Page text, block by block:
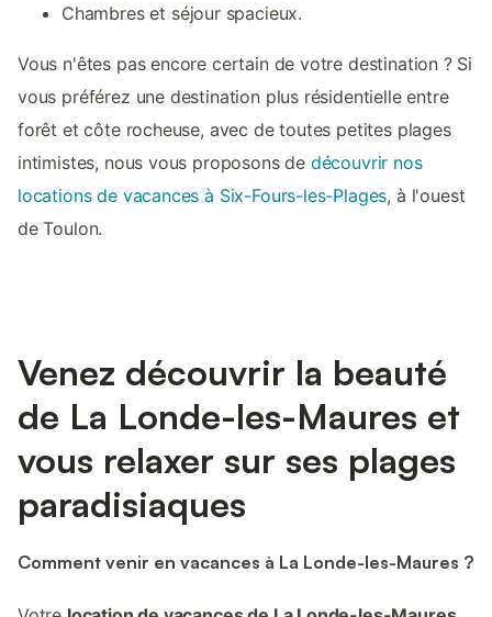
Chambres et séjour spacieux.
Vous n'êtes pas encore certain de votre destination ? Si
vous préférez une destination plus résidentielle entre
forêt et côte rocheuse, avec de toutes petites plages
intimistes, nous vous proposons de découvrir nos
locations de vacances à Six-Fours-les-Plages, à l'ouest
de Toulon.
Venez découvrir la beauté
de La Londe-les-Maures et
vous relaxer sur ses plages
paradisiaques
Comment venir en vacances à La Londe-les-Maures ?